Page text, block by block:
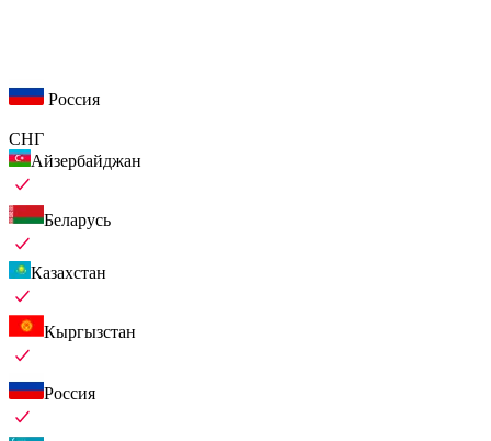
Россия
СНГ
Айзербайджан
Беларусь
Казахстан
Кыргызстан
Россия